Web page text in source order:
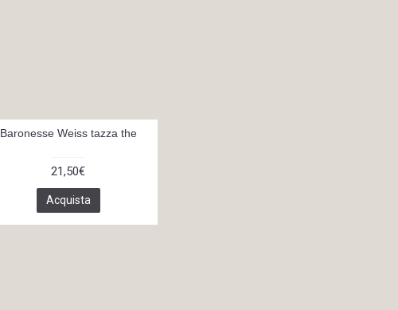
Baronesse Weiss tazza the
21,50€
Acquista